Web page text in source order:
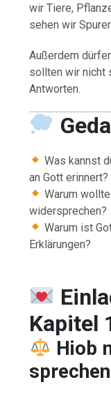
wir Tiere,
sehen wir
Außerdem
sollten wir nicht
Antworten.
Was kannst
an Gott erinnert?
Warum
widersprechen?
Warum ist
Erklärungen?
Kapitel
Hiob
sprechen